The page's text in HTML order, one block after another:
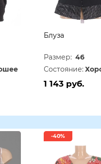
Блуза
Размер: 46
Состояние:
1 143 руб.
-40%